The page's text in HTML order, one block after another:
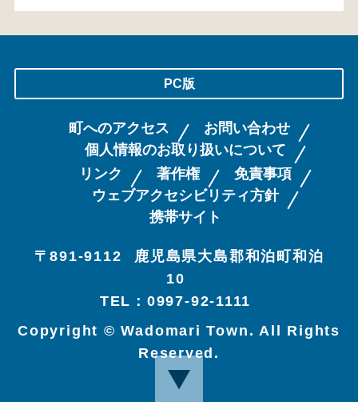
PC版
町へのアクセス
お問い合わせ
個人情報のお取り扱いについて
リンク
著作権
免責事項
ウェブアクセシビリティ方針
携帯サイト
〒891-9112
鹿児島県大島郡和泊町和泊
10
TEL：0997-92-1111
Copyright © Wadomari Town. All Rights
Reserved.